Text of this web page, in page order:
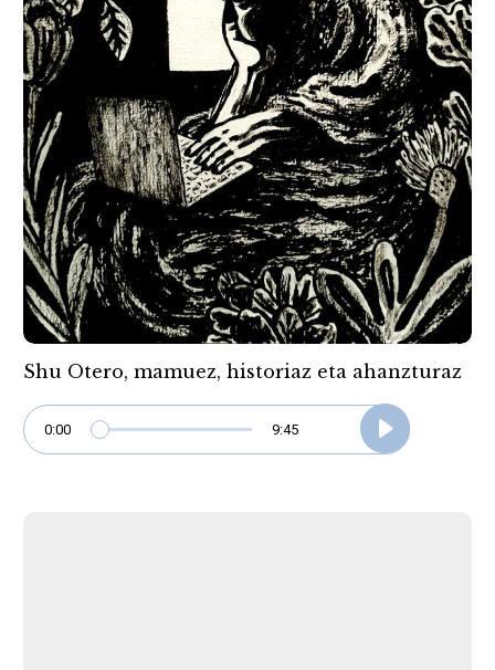
Shu Otero, mamuez, historiaz eta ahanzturaz
0:00 9:45